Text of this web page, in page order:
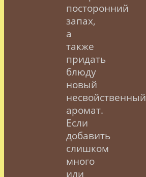
посторонний
запах,
а
также
придать
блюду
новый
несвойственный
аромат.
Если
добавить
слишком
много
или